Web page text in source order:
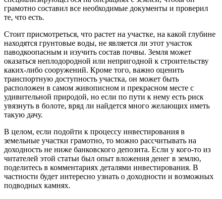
грамотно составил все необходимые документы и проверил
те, что есть.
Стоит присмотреться, что растет на участке, на какой глубине
находятся грунтовые воды, не является ли этот участок
паводкоопасным и изучить состав почвы. Земля может
оказаться неплодородной или непригодной к строительству
каких-либо сооружений. Кроме того, важно оценить
транспортную доступность участка, он может быть
расположен в самом живописном и прекрасном месте с
удивительной природой, но если по пути к нему есть риск
увязнуть в болоте, вряд ли найдется много желающих иметь
такую дачу.
В целом, если подойти к процессу инвестирования в
земельные участки грамотно, то можно рассчитывать на
доходность не ниже банковского депозита. Если у кого-то из
читателей этой статьи был опыт вложения денег в землю,
поделитесь в комментариях деталями инвестирования. В
частности будет интересно узнать о доходности и возможных
подводных камнях.